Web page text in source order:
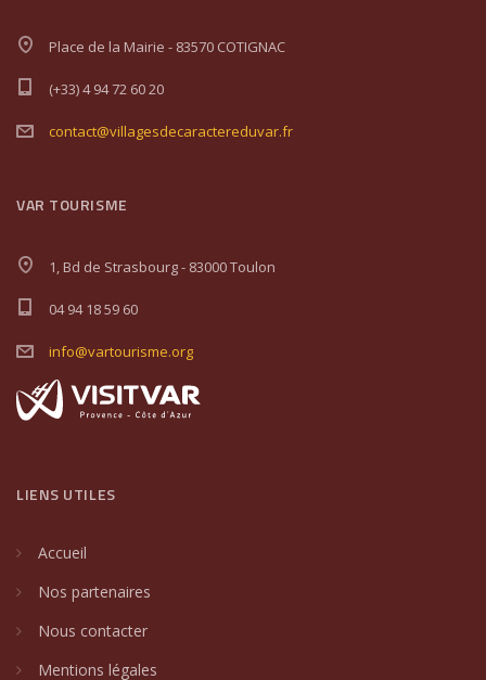
Place de la Mairie - 83570 COTIGNAC
(+33) 4 94 72 60 20
contact@villagesdecaractereduvar.fr
VAR TOURISME
1, Bd de Strasbourg - 83000 Toulon
04 94 18 59 60
info@vartourisme.org
LIENS UTILES
Accueil
Nos partenaires
Nous contacter
Mentions légales